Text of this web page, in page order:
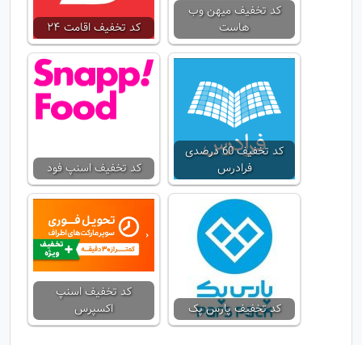
کد تخفیف اقامت ۲۴
کد تخفیف میهن وب
هاست
کد تخفیف اسنپ فود
کد تخفیف 60 درصدی
فرادرس
کد تخفیف اسنپ
اکسپرس
کد تخفیف پارس پک